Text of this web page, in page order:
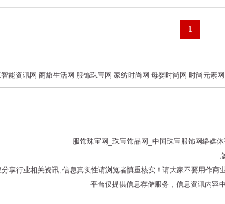
1
智能资讯网 商旅生活网 服饰珠宝网 家纺时尚网 母婴时尚网 时尚元素网
服饰珠宝网 珠宝饰品网 中国珠宝服饰网络媒
享行业相关资讯, 信息真实性请浏览者慎重核实！请大家不要用作
平台仅提供信息存储服务，信息资讯内容